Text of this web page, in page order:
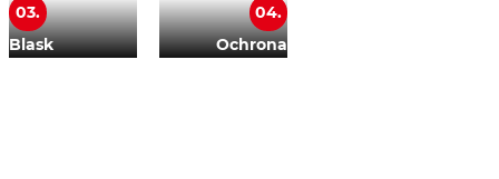
03.
Blask
04.
Ochrona